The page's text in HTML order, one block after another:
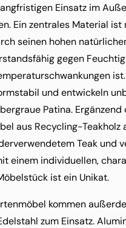
Einsatz im
Ein zentrales Material ist
seinen hohen
gegen
und entwickeln
Patina.
aus Recycling-Teakholz
Teak und
einem individuellen,
ist ein Unikat.
kommen
zum Einsatz.